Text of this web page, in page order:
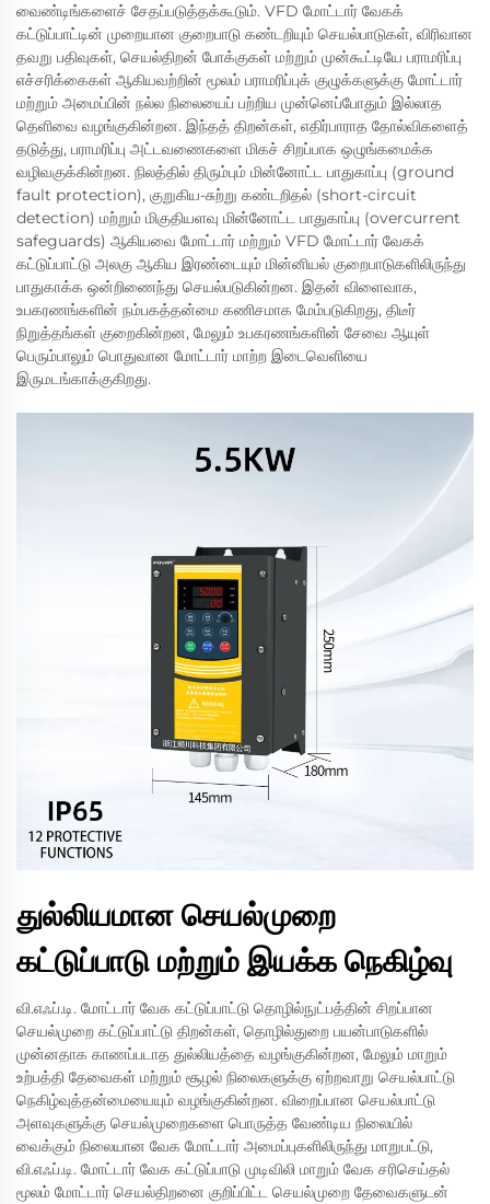
வைண்டிங்களைச் சேதப்படுத்தக்கூடும். VFD மோட்டார் வேகக்
கட்டுப்பாட்டின் முறையான குறைபாடு கண்டறியும் செயல்பாடுகள், விரிவான
தவறு பதிவுகள், செயல்திறன் போக்குகள் மற்றும் முன்கூட்டியே பராமரிப்பு
எச்சரிக்கைகள் ஆகியவற்றின் மூலம் பராமரிப்புக் குழுக்களுக்கு மோட்டார்
மற்றும் அமைப்பின் நல்ல நிலையைப் பற்றிய முன்னெப்போதும் இல்லாத
தெளிவை வழங்குகின்றன. இந்தத் திறன்கள், எதிர்பாராத தோல்விகளைத்
தடுத்து, பராமரிப்பு அட்டவணைகளை மிகச் சிறப்பாக ஒழுங்கமைக்க
வழிவகுக்கின்றன. நிலத்தில் திரும்பும் மின்னோட்ட பாதுகாப்பு (ground
fault protection), குறுகிய-சுற்று கண்டறிதல் (short-circuit
detection) மற்றும் மிகுதியளவு மின்னோட்ட பாதுகாப்பு (overcurrent
safeguards) ஆகியவை மோட்டார் மற்றும் VFD மோட்டார் வேகக்
கட்டுப்பாட்டு அலகு ஆகிய இரண்டையும் மின்னியல் குறைபாடுகளிலிருந்து
பாதுகாக்க ஒன்றிணைந்து செயல்படுகின்றன. இதன் விளைவாக,
உபகரணங்களின் நம்பகத்தன்மை கணிசமாக மேம்படுகிறது, திடீர்
நிறுத்தங்கள் குறைகின்றன, மேலும் உபகரணங்களின் சேவை ஆயுள்
பெரும்பாலும் பொதுவான மோட்டார் மாற்ற இடைவெளியை
இருமடங்காக்குகிறது.
துல்லியமான செயல்முறை
கட்டுப்பாடு மற்றும் இயக்க நெகிழ்வு
வி.எஃப்.டி. மோட்டார் வேக கட்டுப்பாட்டு தொழில்நுட்பத்தின் சிறப்பான
செயல்முறை கட்டுப்பாட்டு திறன்கள், தொழில்துறை பயன்பாடுகளில்
முன்னதாக காணப்படாத துல்லியத்தை வழங்குகின்றன, மேலும் மாறும்
உற்பத்தி தேவைகள் மற்றும் சூழல் நிலைகளுக்கு ஏற்றவாறு செயல்பாட்டு
நெகிழ்வுத்தன்மையையும் வழங்குகின்றன. விறைப்பான செயல்பாட்டு
அளவுகளுக்கு செயல்முறைகளை பொருத்த வேண்டிய நிலையில்
வைக்கும் நிலையான வேக மோட்டார் அமைப்புகளிலிருந்து மாறுபட்டு,
வி.எஃப்.டி. மோட்டார் வேக கட்டுப்பாடு முடிவிலி மாறும் வேக சரிசெய்தல்
மூலம் மோட்டார் செயல்திறனை குறிப்பிட்ட செயல்முறை தேவைகளுடன்